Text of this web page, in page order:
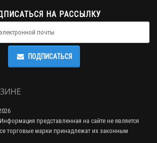
НА РАССЫЛКУ
ПОДПИСАТЬСЯ
представленная на сайте не является
торговые марки принадлежат их законным